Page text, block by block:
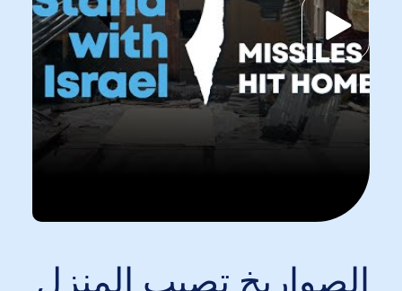
الصواريخ تصيب المنزل